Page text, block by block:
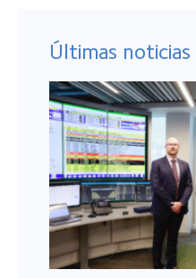
Últimas noticias